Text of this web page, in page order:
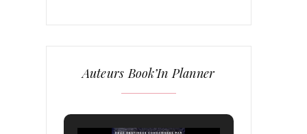
Auteurs Book’In Planner